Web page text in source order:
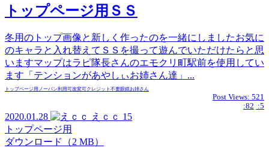
トップページ用ＳＳ
冬用のトップ画像と新しく作ったのを一緒にしましたお気に
のキャラと入れ替えてＳＳを撮って遊んでいただけたらと思
いますマップはラピ隊長さんのエモクリ町駅前を使用してい
ます「テンションがあやしぃお姉さん達」...
トップページ用 ノーパン利用可改変可クレジット不要眼鏡お姉さん
Post Views: 521
:82 :5
2020.01.28 えｃｃ 15
トップページ用
ダウンロード（2 MB）